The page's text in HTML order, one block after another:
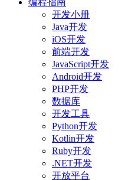
编程指南
开发小册
Java开发
iOS开发
前端开发
JavaScript开发
Android开发
PHP开发
数据库
开发工具
Python开发
Kotlin开发
Ruby开发
.NET开发
开放平台